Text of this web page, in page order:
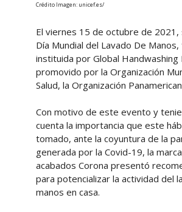
Crédito Imagen: unicef.es/
El viernes 15 de octubre de 2021,
Día Mundial del Lavado De Manos,
instituida por Global Handwashing
promovido por la Organización
Salud, la Organización
Con motivo de este evento y
cuenta la importancia que este
tomado, ante la coyuntura de la
generada por la Covid-19, la
acabados Corona presentó
para potencializar la actividad del
manos en casa.